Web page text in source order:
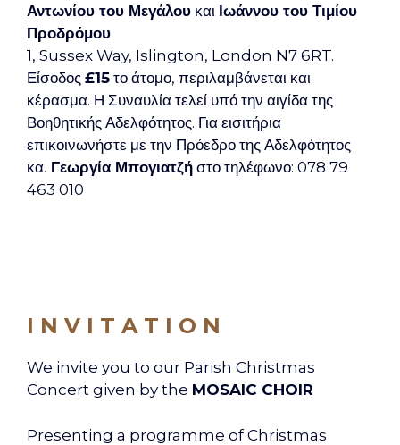
Αντωνίου του Μεγάλου και Ιωάννου του Τιμίου
Προδρόμου
1, Sussex Way, Islington, London N7 6RT.
Είσοδος £15 το άτομο, περιλαμβάνεται και
κέρασμα. Η Συναυλία τελεί υπό την αιγίδα της
Βοηθητικής Αδελφότητος. Για εισιτήρια
επικοινωνήστε με την Πρόεδρο της Αδελφότητος
κα. Γεωργία Μπογιατζή στο τηλέφωνο: 078 79
463 010
I N V I T A T I O N
We invite you to our Parish Christmas
Concert given by the MOSAIC CHOIR
Presenting a programme of Christmas